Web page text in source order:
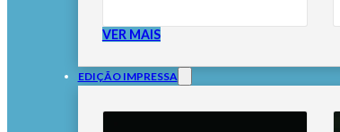
VER MAIS
EDIÇÃO IMPRESSA